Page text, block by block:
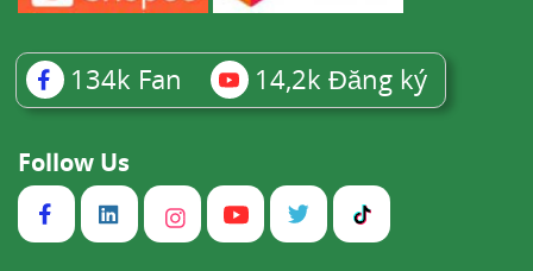
134k Fan 14,2k Đăng ký
Follow Us